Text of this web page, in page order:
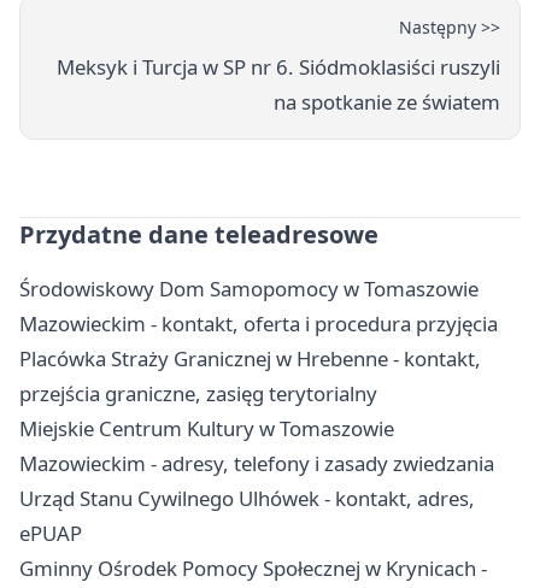
Następny >>
Meksyk i Turcja w SP nr 6. Siódmoklasiści ruszyli
na spotkanie ze światem
Przydatne dane teleadresowe
Środowiskowy Dom Samopomocy w Tomaszowie
Mazowieckim - kontakt, oferta i procedura przyjęcia
Placówka Straży Granicznej w Hrebenne - kontakt,
przejścia graniczne, zasięg terytorialny
Miejskie Centrum Kultury w Tomaszowie
Mazowieckim - adresy, telefony i zasady zwiedzania
Urząd Stanu Cywilnego Ulhówek - kontakt, adres,
ePUAP
Gminny Ośrodek Pomocy Społecznej w Krynicach -